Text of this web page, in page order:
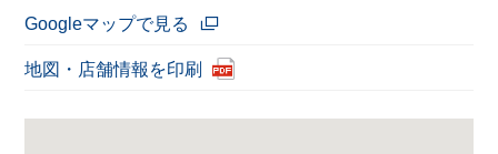
Googleマップで見る
地図・店舗情報を印刷